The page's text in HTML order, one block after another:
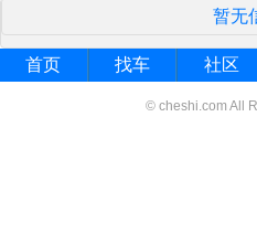
暂无
首页 找车 社区
© cheshi.com All